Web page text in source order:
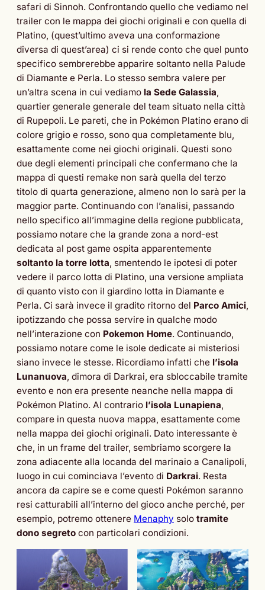
safari di Sinnoh. Confrontando quello che vediamo nel
trailer con le mappa dei giochi originali e con quella di
Platino, (quest’ultimo aveva una conformazione
diversa di quest’area) ci si rende conto che quel punto
specifico sembrerebbe apparire soltanto nella Palude
di Diamante e Perla. Lo stesso sembra valere per
un’altra scena in cui vediamo la Sede Galassia,
quartier generale generale del team situato nella città
di Rupepoli. Le pareti, che in Pokémon Platino erano di
colore grigio e rosso, sono qua completamente blu,
esattamente come nei giochi originali. Questi sono
due degli elementi principali che confermano che la
mappa di questi remake non sarà quella del terzo
titolo di quarta generazione, almeno non lo sarà per la
maggior parte. Continuando con l’analisi, passando
nello specifico all’immagine della regione pubblicata,
possiamo notare che la grande zona a nord-est
dedicata al post game ospita apparentemente
soltanto la torre lotta, smentendo le ipotesi di poter
vedere il parco lotta di Platino, una versione ampliata
di quanto visto con il giardino lotta in Diamante e
Perla. Ci sarà invece il gradito ritorno del Parco Amici,
ipotizzando che possa servire in qualche modo
nell’interazione con Pokemon Home. Continuando,
possiamo notare come le isole dedicate ai misteriosi
siano invece le stesse. Ricordiamo infatti che l’isola
Lunanuova, dimora di Darkrai, era sbloccabile tramite
evento e non era presente neanche nella mappa di
Pokémon Platino. Al contrario l’isola Lunapiena,
compare in questa nuova mappa, esattamente come
nella mappa dei giochi originali. Dato interessante è
che, in un frame del trailer, sembriamo scorgere la
zona adiacente alla locanda del marinaio a Canalipoli,
luogo in cui cominciava l’evento di Darkrai. Resta
ancora da capire se e come questi Pokémon saranno
resi catturabili all’interno del gioco anche perché, per
esempio, potremo ottenere Menaphy solo tramite
dono segreto con particolari condizioni.